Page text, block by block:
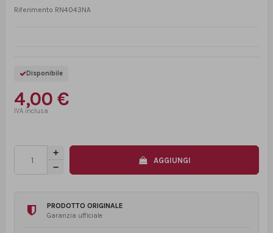
Riferimento RN4043NA
Disponibile
4,00 €
AGGIUNGI
PRODOTTO ORIGINALE
Garanzia ufficiale